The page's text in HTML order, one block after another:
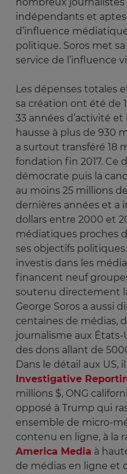
indépendants et aptes
d’influence
politique. Soros met
service de l’influence
Les dépenses totales
sa création ont été de
33 années d’activité
hausse à plus de 930
a surtout transféré 18
fondation fin 2017. Ce
démocrate puis la
au moins 25 millions
dernières années et a
dollars entre 2000 et
médiatiques proches
ses objectifs
investis dans les
financent neuf
soutenu directement
George Soros a aussi
centaines de médias,
journalisme aux États-
des dons allant de
Dans le détail aux US,
Investigative
millions $, ONG
opposé à Trump qui
ensemble de micro-
contenu en ligne, à la
America Media à
de médias en ligne et